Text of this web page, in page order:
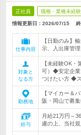
正社員 職種・業種未経
情報更新日：2026/07/15
仕事内容
【日勤のみ】
示、入出庫管
対象と
なる方
【未経験OK
可）◆安定企業
つけたい方 ◆
勤務地
【マイカー＆
阪・岡山で募
給与
月給21万円～
慮の上、当社